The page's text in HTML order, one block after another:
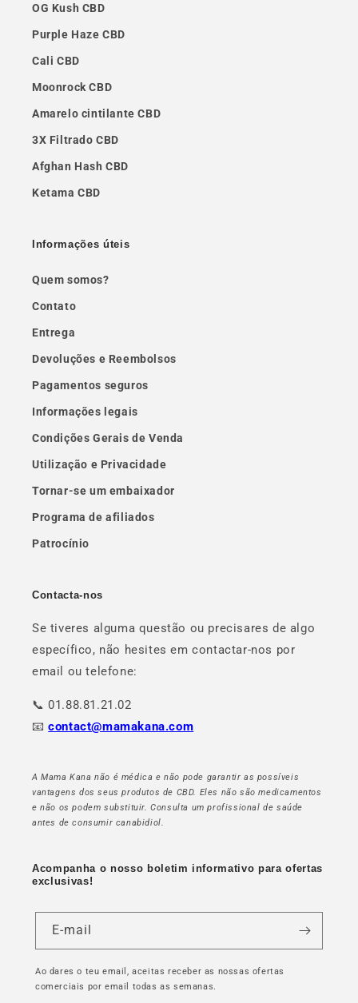
OG Kush CBD
Purple Haze CBD
Cali CBD
Moonrock CBD
Amarelo cintilante CBD
3X Filtrado CBD
Afghan Hash CBD
Ketama CBD
Informações úteis
Quem somos?
Contato
Entrega
Devoluções e Reembolsos
Pagamentos seguros
Informações legais
Condições Gerais de Venda
Utilização e Privacidade
Tornar-se um embaixador
Programa de afiliados
Patrocínio
Contacta-nos
Se tiveres alguma questão ou precisares de algo
específico, não hesites em contactar-nos por
email ou telefone:
📞 01.88.81.21.02
📧contact@mamakana.com
A Mama Kana não é médica e não pode garantir as possíveis
vantagens dos seus produtos de CBD. Eles não são medicamentos
e não os podem substituir. Consulta um profissional de saúde
antes de consumir canabidiol.
Acompanha o nosso boletim informativo para ofertas
exclusivas!
E-mail
Ao dares o teu email, aceitas receber as nossas ofertas
comerciais por email todas as semanas.